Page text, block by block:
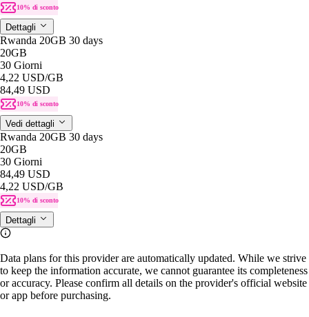
10% di sconto
Dettagli
Rwanda 20GB 30 days
20GB
30 Giorni
4,22 USD/GB
84,49 USD
10% di sconto
Vedi dettagli
Rwanda 20GB 30 days
20GB
30 Giorni
84,49 USD
4,22 USD/GB
10% di sconto
Dettagli
Data plans for this provider are automatically updated. While we strive
to keep the information accurate, we cannot guarantee its completeness
or accuracy. Please confirm all details on the provider's official website
or app before purchasing.